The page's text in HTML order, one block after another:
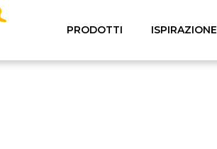
PRODOTTI ISPIRAZIONE